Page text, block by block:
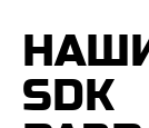
НАШИ
SDK